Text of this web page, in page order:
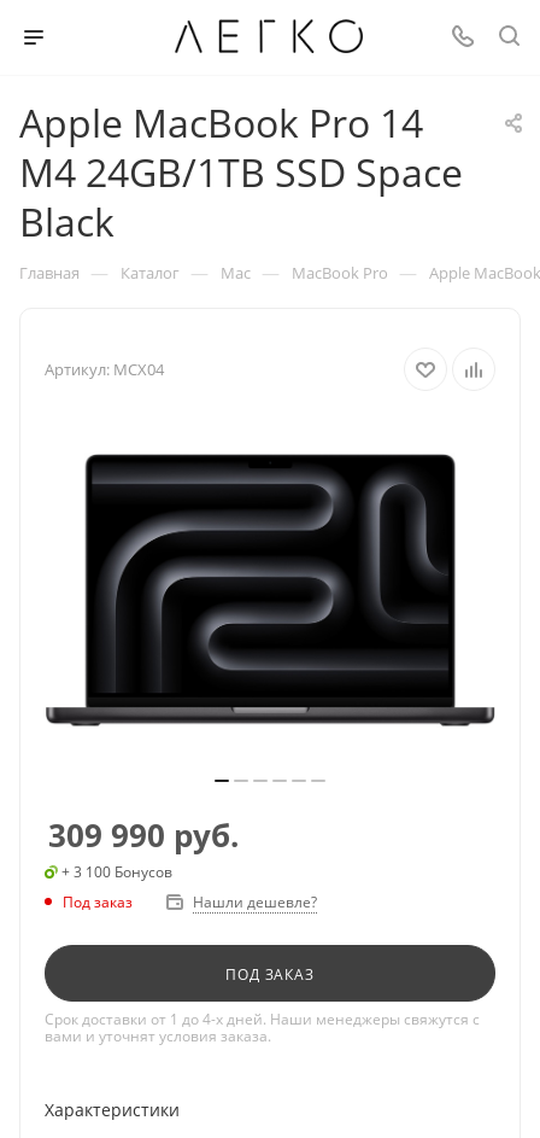
Apple MacBook Pro 14
M4 24GB/1TB SSD Space
Black
Главная — Каталог — Mac — MacBook Pro — Apple
Артикул: MCX04
309 990 руб.
+ 3 100 Бонусов
Под заказ
Нашли дешевле?
ПОД ЗАКАЗ
Срок доставки от 1 до 4-х дней. Наши менеджеры свяжутся с
вами и уточнят условия заказа.
Характеристики